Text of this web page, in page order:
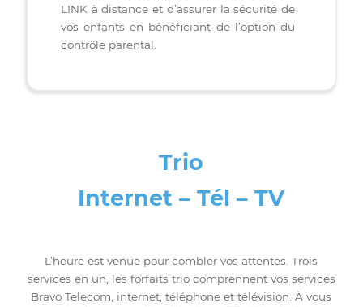
grâce à la technologie avancée des
équipements TP-LINK, dotés de ports
Gigabit qui vous assurent des vitesses de
Grâce à l’application Tether sur votre
smartphone, vous aurez la possibilité de